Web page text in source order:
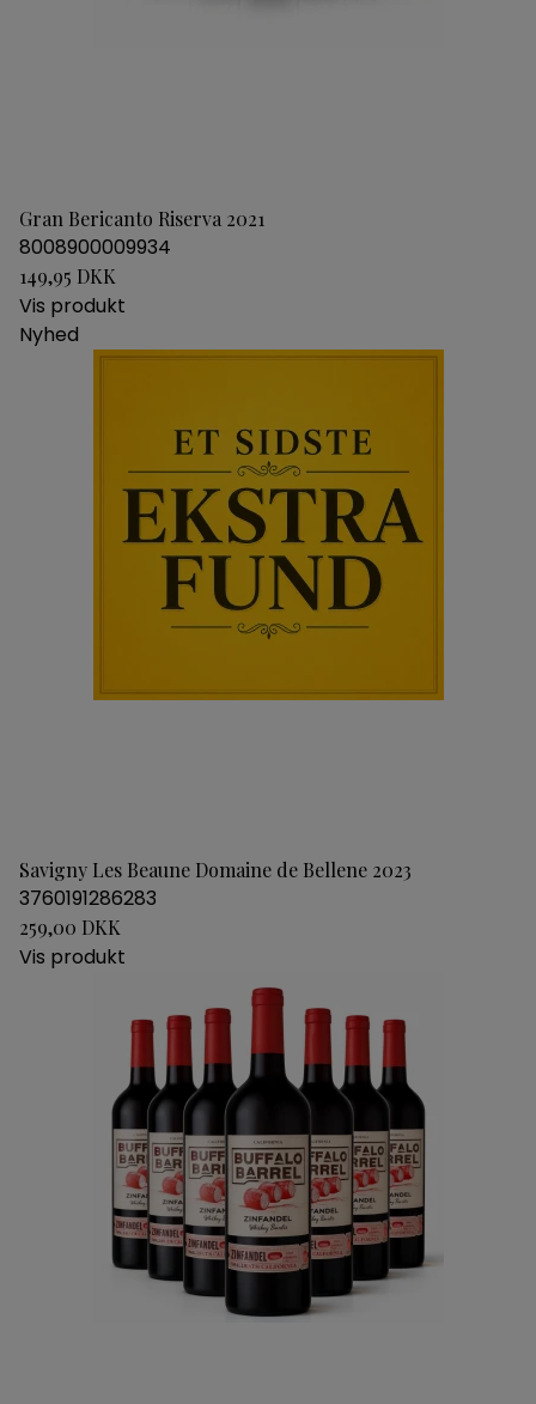
Gran Bericanto Riserva 2021
8008900009934
149,95 DKK
Vis produkt
Nyhed
Savigny Les Beaune Domaine de Bellene 2023
3760191286283
259,00 DKK
Vis produkt